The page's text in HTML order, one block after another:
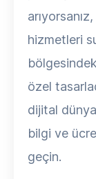
hizmetleri
özel
dijital
bilgi ve
geçin.